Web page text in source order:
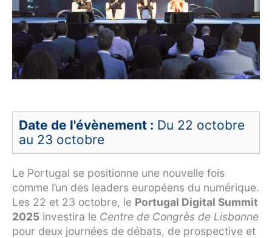
Date de l'évènement : Du 22 octobre
au 23 octobre
Le Portugal se positionne une nouvelle fois
comme l’un des leaders européens du numérique.
Les 22 et 23 octobre, le Portugal Digital Summit
2025 investira le Centre de Congrès de Lisbonne
pour deux journées de débats, de prospective et